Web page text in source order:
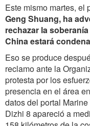
Este mismo martes, el
Geng Shuang, ha
rechazar la
China estará
Eso se produce
reclamo ante la
protesta por los
presencia en el área
datos del portal
Dizhi 8 apareció a